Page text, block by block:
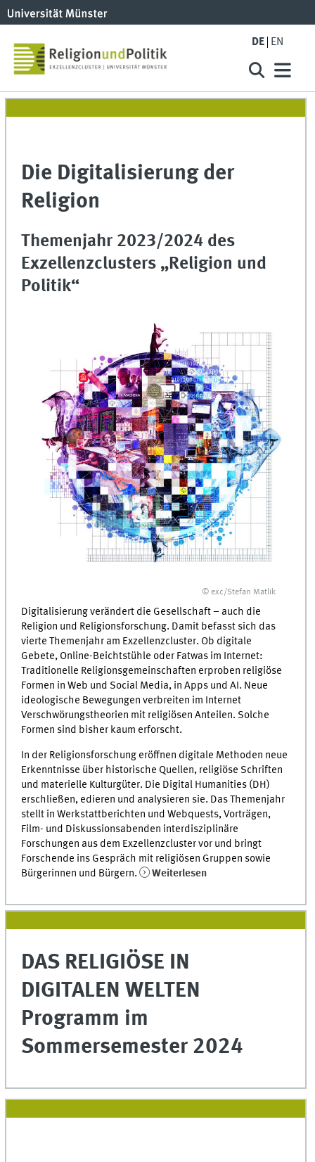
DE EN
Die Digitalisierung der
Religion
Themenjahr 2023/2024 des
Exzellenzclusters „Religion und
Politik“
© exc/Stefan Matlik
Digitalisierung verändert die Gesellschaft – auch die
Religion und Religionsforschung. Damit befasst sich das
vierte Themenjahr am Exzellenzcluster. Ob digitale
Gebete, Online-Beichtstühle oder Fatwas im Internet:
Traditionelle Religionsgemeinschaften erproben religiöse
Formen in Web und Social Media, in Apps und AI. Neue
ideologische Bewegungen verbreiten im Internet
Verschwörungstheorien mit religiösen Anteilen. Solche
Formen sind bisher kaum erforscht.
In der Religionsforschung eröffnen digitale Methoden neue
Erkenntnisse über historische Quellen, religiöse Schriften
und materielle Kulturgüter. Die Digital Humanities (DH)
erschließen, edieren und analysieren sie. Das Themenjahr
stellt in Werkstattberichten und Webquests, Vorträgen,
Film- und Diskussionsabenden interdisziplinäre
Forschungen aus dem Exzellenzcluster vor und bringt
Forschende ins Gespräch mit religiösen Gruppen sowie
Bürgerinnen und Bürgern.
Weiterlesen
DAS RELIGIÖSE IN
DIGITALEN WELTEN
Programm im
Sommersemester 2024